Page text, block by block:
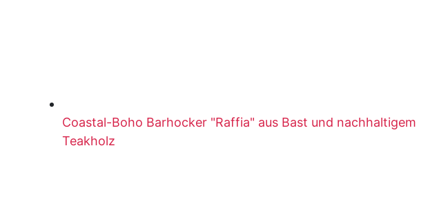
Coastal-Boho Barhocker "Raffia" aus Bast und nachhaltigem
Teakholz